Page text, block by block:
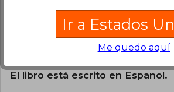
catálogo son Originales.
¿En qué Idioma está escrito el
El libro está escrito en Español.
Ir a Estados
Me quedo aquí